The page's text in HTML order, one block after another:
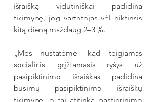
išraišką vidutiniškai padidina
tikimybę, jog vartotojas vėl piktinsis
kitą dieną maždaug 2–3 %.
„Mes nustatėme, kad teigiamas
socialinis grįžtamasis ryšys už
pasipiktinimo išraiškas padidina
būsimų pasipiktinimo išraiškų
tikimybę, o tai atitinka pastiprinimo